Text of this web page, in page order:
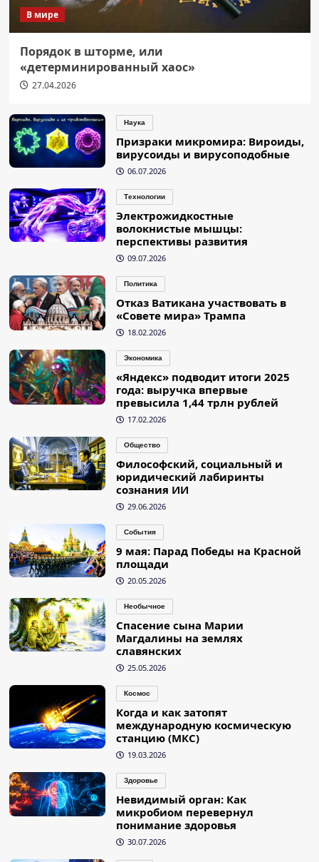
В мире
Порядок в шторме, или
«детерминированный хаос»
27.04.2026
Наука
Призраки микромира: Вироиды,
вирусоиды и вирусоподобные
06.07.2026
Технологии
Электрожидкостные
волокнистые мышцы:
перспективы развития
09.07.2026
Политика
Отказ Ватикана участвовать в
«Совете мира» Трампа
18.02.2026
Экономика
«Яндекс» подводит итоги 2025
года: выручка впервые
превысила 1,44 трлн рублей
17.02.2026
Общество
Философский, социальный и
юридический лабиринты
сознания ИИ
29.06.2026
События
9 мая: Парад Победы на Красной
площади
20.05.2026
Необычное
Спасение сына Марии
Магдалины на землях
славянских
25.05.2026
Космос
Когда и как затопят
международную космическую
станцию (МКС)
19.03.2026
Здоровье
Невидимый орган: Как
микробиом перевернул
понимание здоровья
30.07.2026